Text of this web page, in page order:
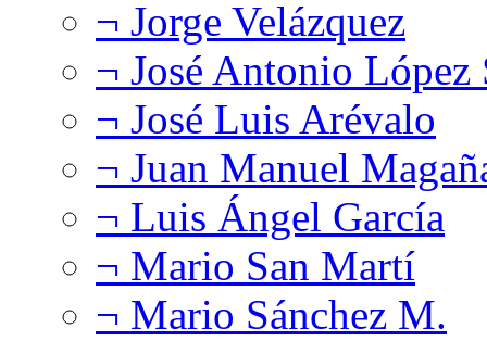
¬ Jorge Velázquez
¬ José Antonio López
¬ José Luis Arévalo
¬ Juan Manuel
¬ Luis Ángel García
¬ Mario San Martí
¬ Mario Sánchez M.